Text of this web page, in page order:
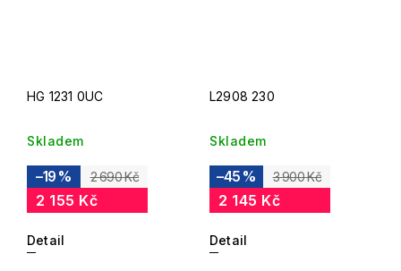
HG 1231 0UC
Skladem
2 690 Kč
–19 %
2 155 Kč
Detail
L2908 230
Skladem
3 900 Kč
–45 %
2 145 Kč
Detail